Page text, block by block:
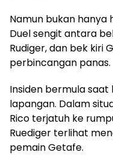
Namun bukan hanya
Duel sengit antara
Rudiger, dan bek kiri
perbincangan panas.
Insiden bermula saat
lapangan. Dalam
Rico terjatuh ke
Ruediger terlihat
pemain Getafe.